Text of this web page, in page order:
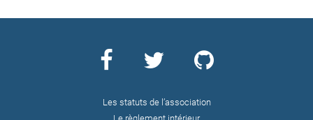
Les statuts de l’association